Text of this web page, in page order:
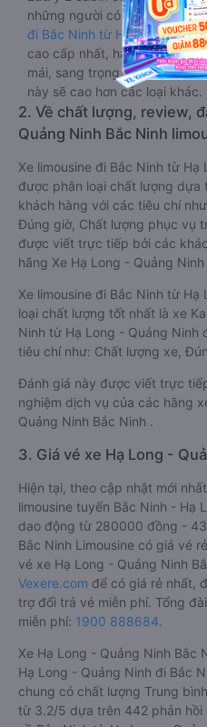
màn hình tv có đầy đủ phim
giải trí trong chuyến đi từ Hạ
Ninh.
Lưu ý 2 cabin cuối thường
những người có thân hình
đi Bắc Ninh từ Hạ Long -
cao cấp nhất, hành khách
mái, sang trọng và tiện nghi.
2. Về chất lượng, review,
Quảng Ninh Bắc Ninh
Xe limousine đi Bắc Ninh từ
được phân loại chất lượng dựa
khách hàng với các tiêu chí
Đúng giờ, Chất lượng phục vụ
được viết trực tiếp bởi các
hãng Xe Hạ Long - Quảng
Xe limousine đi Bắc Ninh từ Hạ
loại chất lượng tốt nhất là xe
Ninh từ Hạ Long - Quảng Ninh
tiêu chí như: Chất lượng xe,
Đánh giá này được viết trực
nghiệm dịch vụ của các hãng
Quảng Ninh Bắc Ninh .
3. Giá vé xe Hạ Long -
Hiện tại, theo cập nhật mới
limousine tuyến Bắc Ninh - Hạ
dao động từ 280000 đồng -
Bắc Ninh Limousine có giá vé
vé xe Hạ Long - Quảng Ninh
Vexere.com
để có giá rẻ nhất,
trợ đổi trả vé miễn phí. Tổng
miễn phí: 1900 888684 .
Xe Hạ Long - Quảng Ninh Bắc